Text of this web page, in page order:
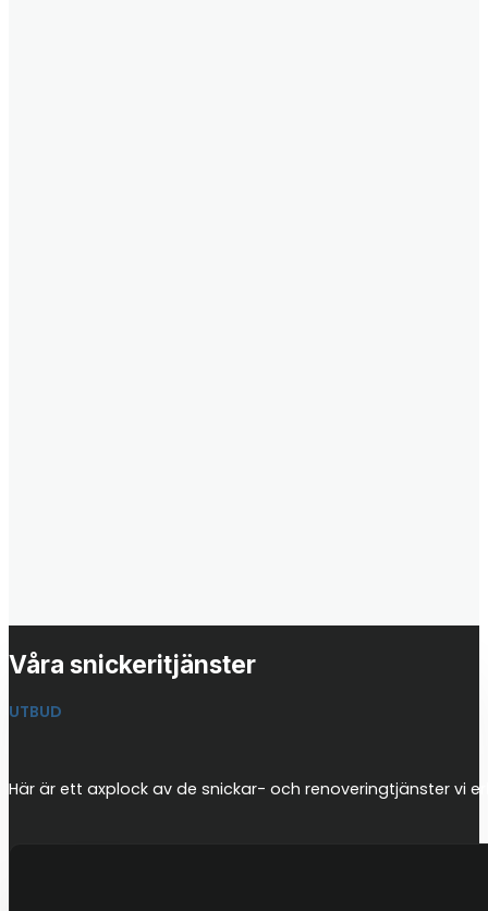
Våra snickeritjänster
UTBUD
Här är ett axplock av de snickar- och renoveringtjänster vi